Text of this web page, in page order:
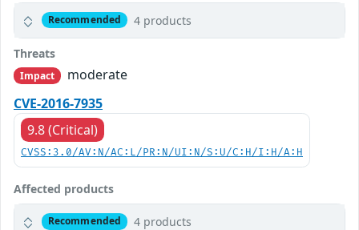
Recommended 4 products
Threats
Impact
moderate
CVE-2016-7935
9.8 (Critical)
CVSS:3.0/AV:N/AC:L/PR:N/UI:N/S:U/C:H/I:H/A:H
Affected products
Recommended 4 products